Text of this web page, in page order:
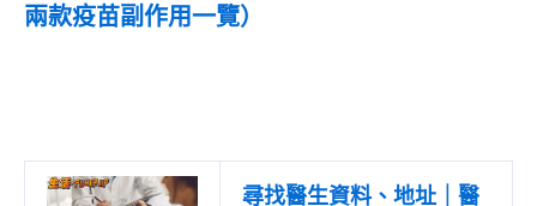
兩款疫苗副作用一覽）
尋找醫生資料、地址｜醫